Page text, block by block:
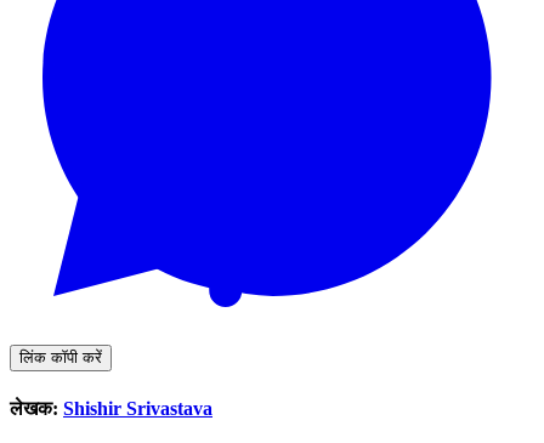
लिंक कॉपी करें
लेखक: Shishir Srivastava